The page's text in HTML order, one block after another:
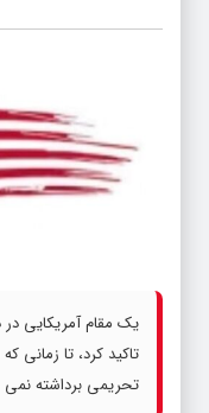
یک مقام آمریکایی در
تاکید کرد، تا زمانی
تحریمی برداشته